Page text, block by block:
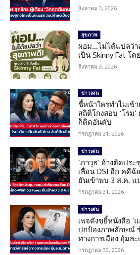
สิงหาคม 3, 2026
สุขภาพ
ผอม…ไม่ได้แปลว่
เป็น Skinny Fat โ
สิงหาคม 3, 2026
ข่าวเด่น
ชี้หน้าใครทำไมเข้
สถิติโกงสอบ ‘โรม
ก็ติดอันดับ
กรกฎาคม 31, 2026
ข่าวเด่น
‘ภาวุธ’ อ้างติดปร
เลื่อน DSI อีก คดีฉ้
ยันเข้าพบ 3 ส.ค.
กรกฎาคม 31, 2026
ข่าวเด่น
เพจดังขยี้หนังสือ ‘
ปกป้องภาพลักษณ์
ทางการเมือง อุ้มล
กรกฎาคม 30, 2026